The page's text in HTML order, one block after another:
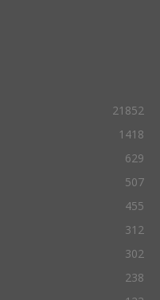
21852
1418
629
507
455
312
302
238